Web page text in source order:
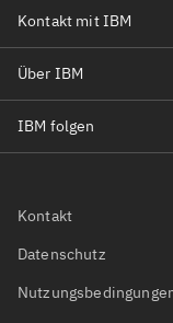
Kontakt
Datenschutz